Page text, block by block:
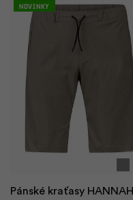
Novinky
Pánské kraťasy HANNAH